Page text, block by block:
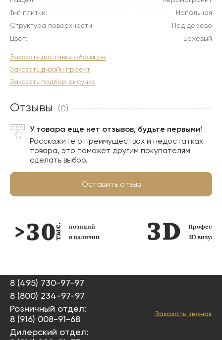
Тип плитки:
Напольная
Структура поверхности:
Под дерево
Цвет:
Бежевый
Заказать доставку образцов
Заказать дизайн проект
Заказать подбор рисунка
Отзывы (0)
У товара еще нет отзывов, будьте первыми!
Расскажите о преимуществах и недостатках
товара, это поможет другим покупателям
сделать выбор.
Оставить отзыв
позиций
в наличии
3D
8 (495) 730-97-97
8 (800) 234-97-97
Розничный отдел:
8 (916) 008-91-68
Дилерский отдел:
Заказать звонок